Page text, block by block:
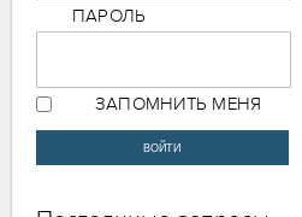
ПАРОЛЬ
ЗАПОМНИТЬ МЕНЯ